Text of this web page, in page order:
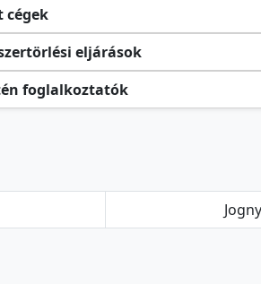
cégek
eljárások
foglalkoztatók